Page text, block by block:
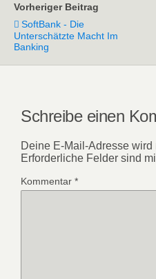
Vorheriger Beitrag
SoftBank - Die
Unterschätzte Macht Im
Banking
Schreibe einen
Deine E-Mail-Adresse wird
Erforderliche Felder sind
Kommentar *